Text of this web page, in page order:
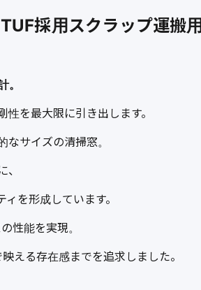
採用スクラップ運搬用
。
を最大限に引き出します。
サイズの清掃窓。
を形成しています。
性能を実現。
える存在感までを追求しました。